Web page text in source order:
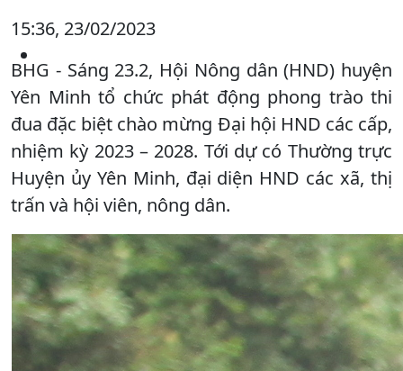
15:36, 23/02/2023
BHG - Sáng 23.2, Hội Nông dân (HND) huyện
Yên Minh tổ chức phát động phong trào thi
đua đặc biệt chào mừng Đại hội HND các cấp,
nhiệm kỳ 2023 – 2028. Tới dự có Thường trực
Huyện ủy Yên Minh, đại diện HND các xã, thị
trấn và hội viên, nông dân.